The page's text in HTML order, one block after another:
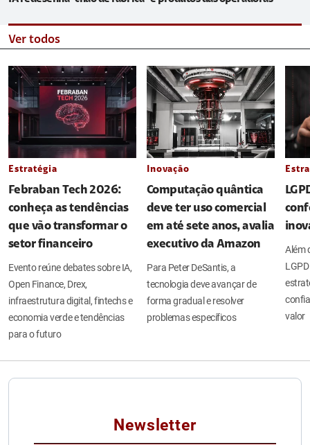
Ver todos
Estratégia
Febraban Tech 2026:
conheça as tendências
que vão transformar o
setor financeiro
Evento reúne debates sobre IA,
Open Finance, Drex,
infraestrutura digital, fintechs e
economia verde e tendências
para o futuro
Inovação
Computação quântica
deve ter uso comercial
em até sete anos, avalia
executivo da Amazon
Para Peter DeSantis, a
tecnologia deve avançar de
forma gradual e resolver
problemas específicos
Além
valor
Newsletter